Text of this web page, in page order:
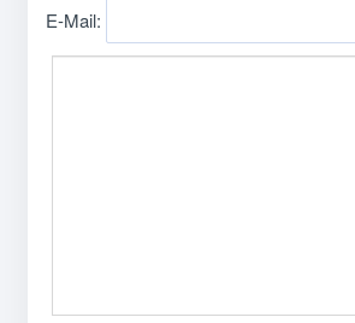
E-Mail: